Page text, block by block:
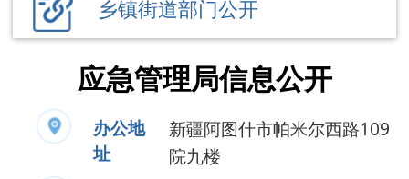
办公地
址
新疆阿图什市帕米尔西路109
院九楼
办公时
间
夏季：10:00-13:30，16:30-
20:00；冬季：10:00-14:00，
16:00-19:30（节假日除外）
联系电话
0908-4235192